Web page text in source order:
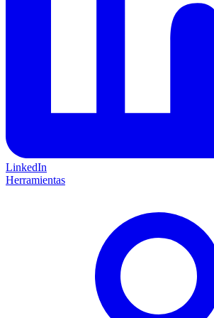
LinkedIn
Herramientas